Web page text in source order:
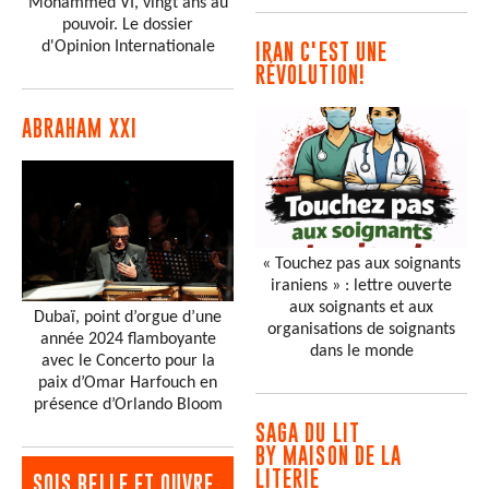
pouvoir. Le dossier
d'Opinion Internationale
ABRAHAM XXI
Dubaï, point d’orgue d’une
année 2024 flamboyante
avec le Concerto pour la
paix d’Omar Harfouch en
présence d’Orlando Bloom
IRAN C'EST UNE
RÉVOLUTION!
« Touchez pas aux soignants
iraniens » : lettre ouverte
aux soignants et aux
organisations de soignants
dans le monde
SAGA DU LIT
BY MAISON DE LA
LITERIE